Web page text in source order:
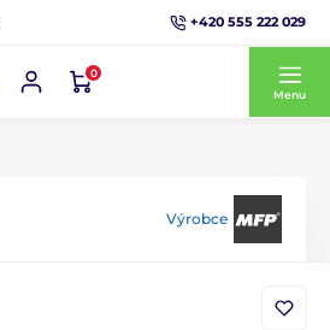
+420 555 222 029
0
Menu
Výrobce